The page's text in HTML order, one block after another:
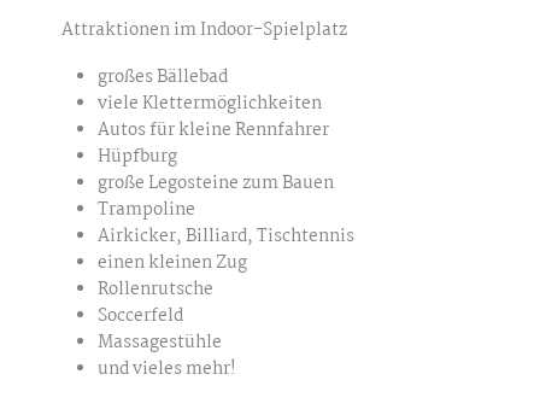
Attraktionen im Indoor-Spielplatz
großes Bällebad
viele Klettermöglichkeiten
Autos für kleine Rennfahrer
Hüpfburg
große Legosteine zum Bauen
Trampoline
Airkicker, Billiard, Tischtennis
einen kleinen Zug
Rollenrutsche
Soccerfeld
Massagestühle
und vieles mehr!